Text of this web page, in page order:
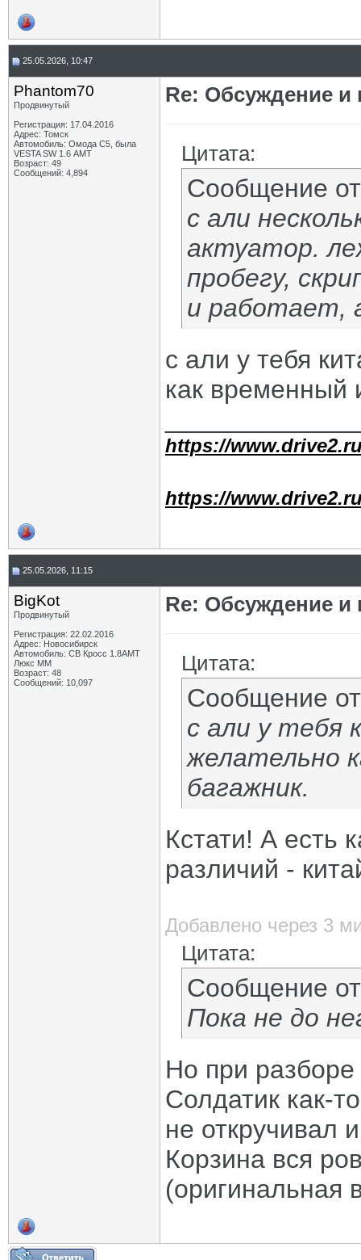
25.05.2026, 10:47
Phantom70
Продвинутый
Регистрация: 17.04.2016
Адрес: Томск
Автомобиль: Омода С5, была
VESTA SW 1.6 АМТ
Возраст: 49
Сообщений: 4,894
Re: Обсуждение
Цитата:
Сообщение
с али
актуатор.
пробегу,
и работает,
с али у тебя
как временный
https://
https://
25.05.2026, 11:15
BigKot
Продвинутый
Регистрация: 22.02.2016
Адрес: Новосибирск
Автомобиль: СВ Кросс 1.8АМТ
Люкс ММ
Возраст: 48
Сообщений: 10,097
Re: Обсуждение
Цитата:
Сообщение
с али у тебя
желательно
багажник.
Кстати! А есть
различий -
Добавлено через 3
Цитата:
Сообщение
Пока не до
Но при
Солдатик как-
не откручивал
Корзина вся
(оригинальная